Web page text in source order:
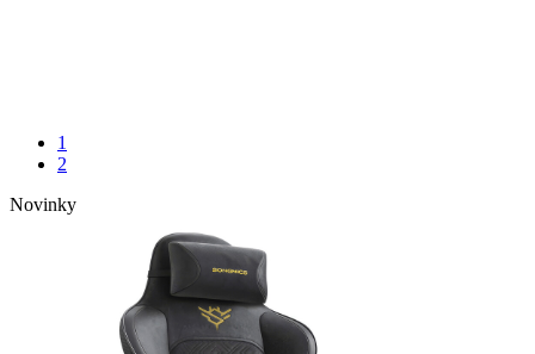
1
2
Novinky